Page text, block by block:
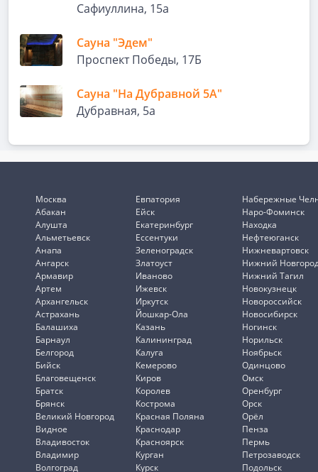
Сафиуллина, 15а
Сауна "Эдем"
Проспект Победы, 17Б
Сауна "На Дубравной 5А"
Дубравная, 5а
Москва
Абакан
Алушта
Альметьевск
Анапа
Ангарск
Армавир
Артем
Архангельск
Астрахань
Балашиха
Барнаул
Белгород
Бийск
Благовещенск
Братск
Брянск
Великий Новгород
Видное
Владивосток
Владимир
Волгоград
Евпатория
Ейск
Екатеринбург
Ессентуки
Зеленоградск
Златоуст
Иваново
Ижевск
Иркутск
Йошкар-Ола
Казань
Калининград
Калуга
Кемерово
Киров
Королев
Кострома
Красная Поляна
Краснодар
Красноярск
Курган
Курск
Набережные
Наро-Фоминск
Находка
Нефтеюганск
Нижневартовск
Нижний
Нижний Тагил
Новокузнецк
Новороссийск
Новосибирск
Ногинск
Норильск
Ноябрьск
Одинцово
Омск
Оренбург
Орск
Орёл
Пенза
Пермь
Петрозаводск
Подольск